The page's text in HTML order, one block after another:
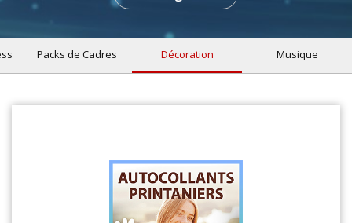
Packs de Cadres Décoration Musique